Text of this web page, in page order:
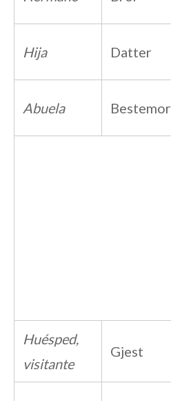
Hija Datter
Abuela Bestemor
Huésped,
visitante
Gjest